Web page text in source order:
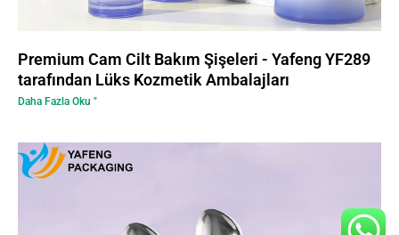
Premium Cam Cilt Bakım Şişeleri - Yafeng YF289
tarafından Lüks Kozmetik Ambalajları
Daha Fazla Oku "